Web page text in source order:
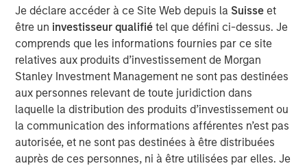
Je déclare accéder à ce Site Web depuis la Suisse et
être un investisseur qualifiétel que défini ci-dessus. Je
comprends que les informations fournies par ce site
relatives aux produits d’investissement de Morgan
Stanley Investment Management ne sont pas destinées
aux personnes relevant de toute juridiction dans
laquelle la distribution des produits d’investissement ou
la communication des informations afférentes n’est pas
autorisée, et ne sont pas destinées à être distribuées
auprès de ces personnes, ni à être utilisées par elles. Je
Neha Champaneria Markle
Managing Director